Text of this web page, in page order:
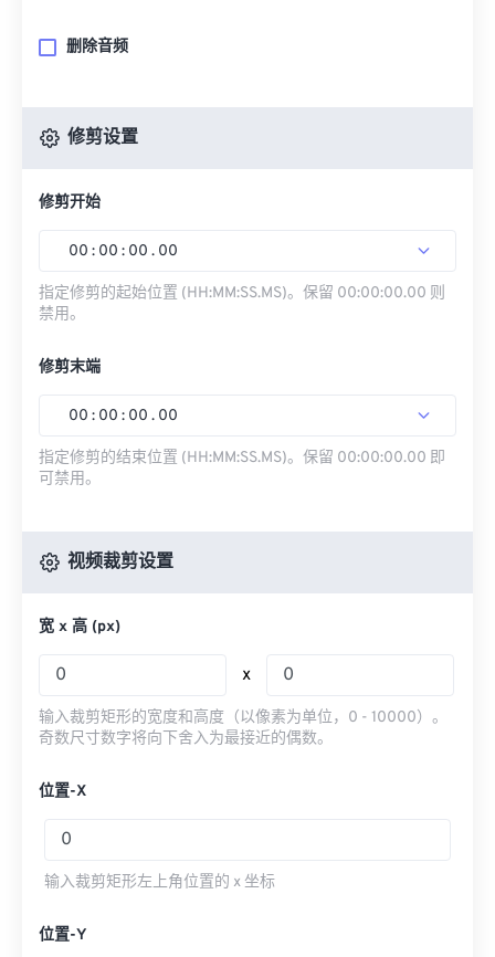
删除音频
修剪设置
修剪开始
00 : 00 : 00 . 00
指定修剪的起始位置 (HH:MM:SS.MS)。保留 00:00:00.00 则
禁用。
修剪末端
00 : 00 : 00 . 00
指定修剪的结束位置 (HH:MM:SS.MS)。保留 00:00:00.00 即
可禁用。
视频裁剪设置
宽 x 高 (px)
x
输入裁剪矩形的宽度和高度（以像素为单位，0 - 10000）。
奇数尺寸数字将向下舍入为最接近的偶数。
位置-X
输入裁剪矩形左上角位置的 x 坐标
位置-Y